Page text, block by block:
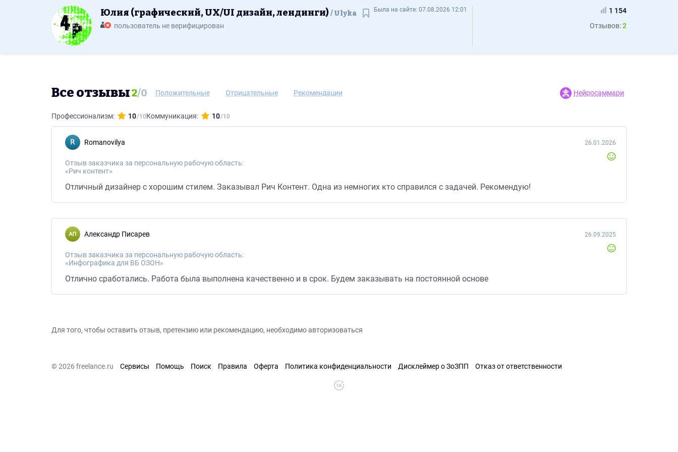
Юлия (графический, UX/UI дизайн, лендинги) Ulyka - Отзывы
Была на сайте: 07.08.2026 12:01
Юлия (графический, UX/UI дизайн, лендинги) Ulyka
пользователь не верифицирован
1 154
Отзывов:2
Все отзывы2/0 Положительные Отрицательные Рекомендации Нейросаммари
Профессионализм: 10 Коммуникация: 10
romanovilya
Отзыв заказчика за персональную рабочую область:
«Рич контент»
26.01.2026
Отличный дизайнер с хорошим стилем. Заказывал Рич Контент. Одна из немногих кто справился с задачей. Рекомендую!
Александр Писарев
Отзыв заказчика за персональную рабочую область:
«Инфографика для ВБ ОЗОН»
26.09.2025
Отлично сработались. Работа была выполнена качественно и в срок. Будем заказывать на постоянной основе
Для того, чтобы оставить отзыв, претензию или рекомендацию, необходимо авторизоваться
© 2026 freelance.ru Сервисы Помощь Поиск Правила Оферта Политика конфиденциальности Дисклеймер о ЗоЗПП Отказ от ответственности